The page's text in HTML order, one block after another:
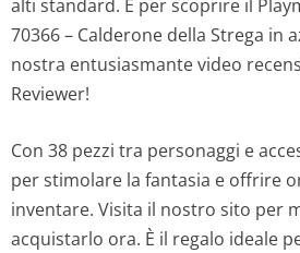
alti standard. E per scoprire il
70366 – Calderone della Strega in
nostra entusiasmante video
Reviewer!
Con 38 pezzi tra personaggi e
per stimolare la fantasia e offrire
inventare. Visita il nostro sito per
acquistarlo ora. È il regalo ideale